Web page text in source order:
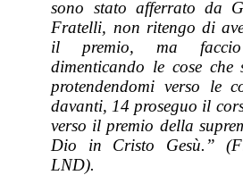
sono stato afferrato da
Fratelli, non ritengo di
il premio, ma
dimenticando le cose che
protendendomi verso le
davanti, 14 proseguo il
verso il premio della
Dio in Cristo Gesù.”
LND).